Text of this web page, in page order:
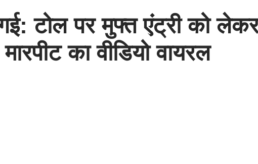
टोल पर मुफ्त एंट्री को
का वीडियो वायरल